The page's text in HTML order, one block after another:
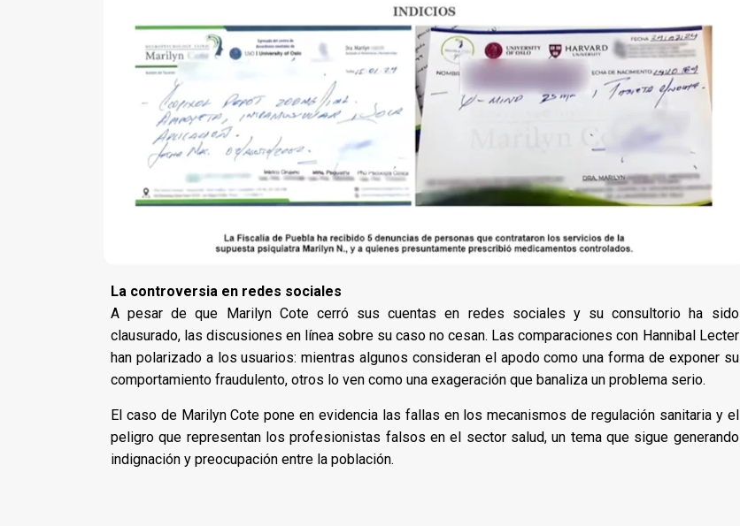
La controversia en redes sociales
A pesar de que Marilyn Cote cerró sus cuentas en redes sociales y su consultorio ha sido
clausurado, las discusiones en línea sobre su caso no cesan. Las comparaciones con Hannibal Lecter
han polarizado a los usuarios: mientras algunos consideran el apodo como una forma de exponer su
comportamiento fraudulento, otros lo ven como una exageración que banaliza un problema serio.
El caso de Marilyn Cote pone en evidencia las fallas en los mecanismos de regulación sanitaria y el
peligro que representan los profesionistas falsos en el sector salud, un tema que sigue generando
indignación y preocupación entre la población.